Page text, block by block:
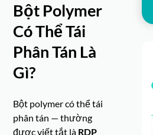
Bột Polymer
Có Thể Tái
Phân Tán Là
Gì?
Bột polymer có thể tái
phân tán — thường
được viết tắt là RDP